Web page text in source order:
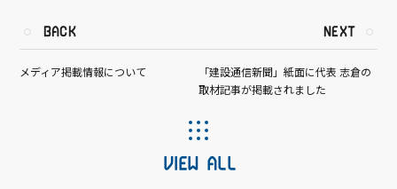
BACK
メディア掲載情報について
NEXT
「建設通信新聞」紙面に代表 志倉の
取材記事が掲載されました
VIEW ALL